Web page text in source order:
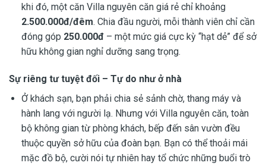
khi đó, một căn Villa nguyên căn giá rẻ chỉ khoảng
2.500.000đ/đêm. Chia đầu người, mỗi thành viên chỉ cần
đóng góp 250.000đ– một mức giá cực kỳ “hạt dẻ” để sở
hữu không gian nghỉ dưỡng sang trọng.
Sự riêng tư tuyệt đối – Tự do như ở nhà
Ở khách sạn, bạn phải chia sẻ sảnh chờ, thang máy và
hành lang với người lạ. Nhưng với Villa nguyên căn, toàn
bộ không gian từ phòng khách, bếp đến sân vườn đều
thuộc quyền sở hữu của đoàn bạn. Bạn có thể thoải mái
mặc đồ bộ, cười nói tự nhiên hay tổ chức những buổi trò